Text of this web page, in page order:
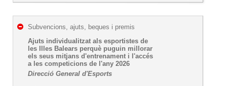
Subvencions, ajuts, beques i premis
Ajuts individualitzat als esportistes de
les Illes Balears perquè puguin millorar
els seus mitjans d'entrenament i l'accés
a les competicions de l'any 2026
Direcció General d'Esports